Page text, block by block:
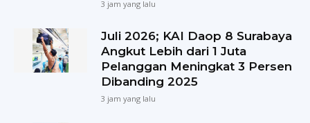
3 jam yang lalu
Juli 2026; KAI Daop 8 Surabaya
Angkut Lebih dari 1 Juta
Pelanggan Meningkat 3 Persen
Dibanding 2025
3 jam yang lalu